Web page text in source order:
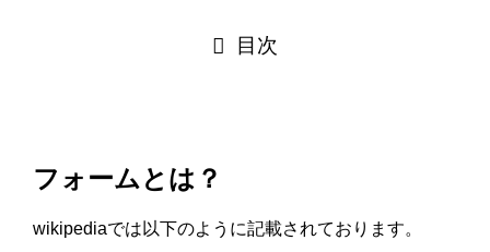
目次
フォームとは？
wikipediaでは以下のように記載されております。